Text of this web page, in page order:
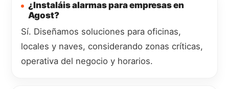
¿Instaláis alarmas para empresas en
Agost?
Sí. Diseñamos soluciones para oficinas,
locales y naves, considerando zonas críticas,
operativa del negocio y horarios.